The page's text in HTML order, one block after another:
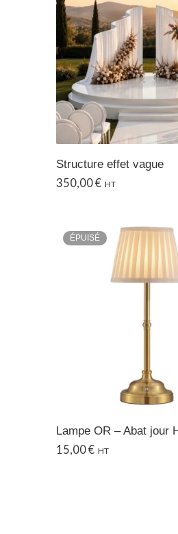
Structure effet vague
350,00€ HT
ÉPUISÉ
Lampe OR – Abat jour
15,00€ HT